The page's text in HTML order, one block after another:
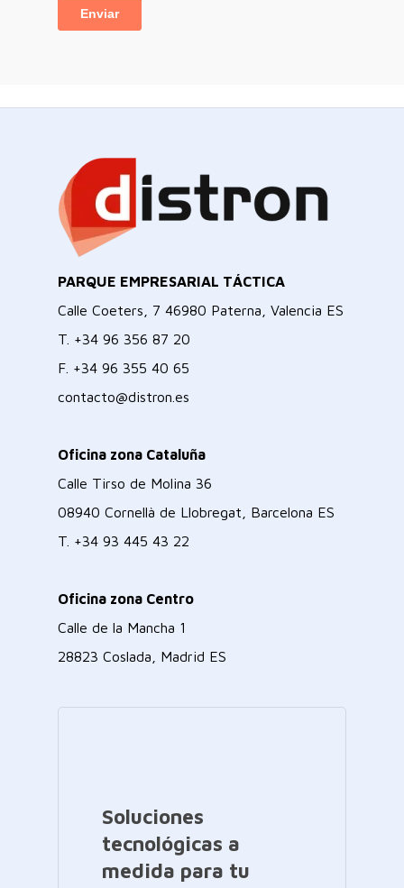
PARQUE EMPRESARIAL TÁCTICA
Calle Coeters, 7 46980 Paterna, Valencia ES
T. +34 96 356 87 20
F. +34 96 355 40 65
contacto@distron.es
Oficina zona Cataluña
Calle Tirso de Molina 36
08940 Cornellà de Llobregat, Barcelona ES
T. +34 93 445 43 22
Oficina zona Centro
Calle de la Mancha 1
28823 Coslada, Madrid ES
Soluciones
tecnológicas a
medida para tu